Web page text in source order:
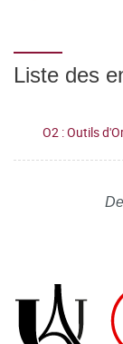
Liste des
O2 : Outils